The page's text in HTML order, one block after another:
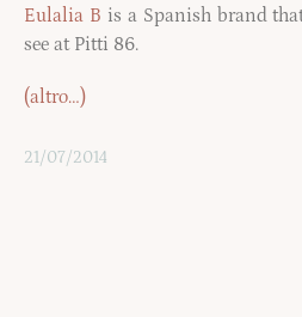
Eulalia B is a Spanish brand
see at Pitti 86.
(altro…)
21/07/2014